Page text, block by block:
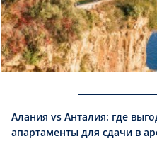
Алания vs Анталия: где
апартаменты для сдачи в